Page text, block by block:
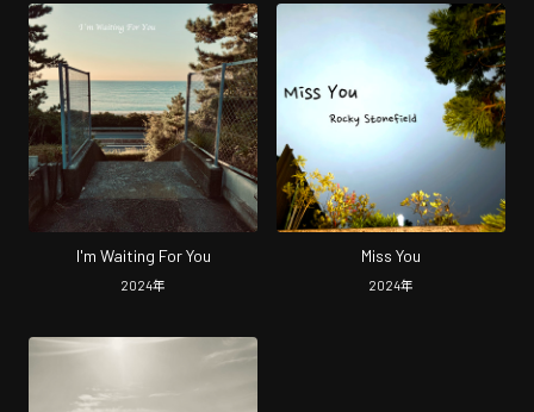
I'm Waiting For You
2024年
Miss You
2024年